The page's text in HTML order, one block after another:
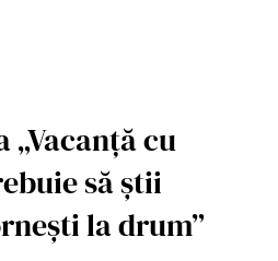
„Vacanță cu
să știi
la drum”